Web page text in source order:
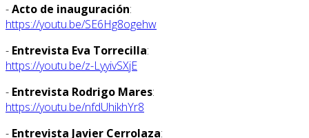
-Acto de inauguración:
https://youtu.be/SE6Hg8ogehw
- Entrevista Eva Torrecilla:
https://youtu.be/z-LyyivSXjE
- Entrevista Rodrigo Mares:
https://youtu.be/nfdUhikhYr8
- Entrevista Javier Cerrolaza: